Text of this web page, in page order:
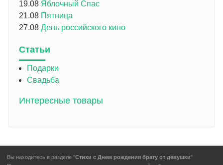
19.08 Яблочный Спас
21.08 Пятница
27.08 День российского кино
Статьи
Подарки
Свадьба
Интересные товары
Вы находитесь в разделе "Стихи с Днем рождения брату от девушки"